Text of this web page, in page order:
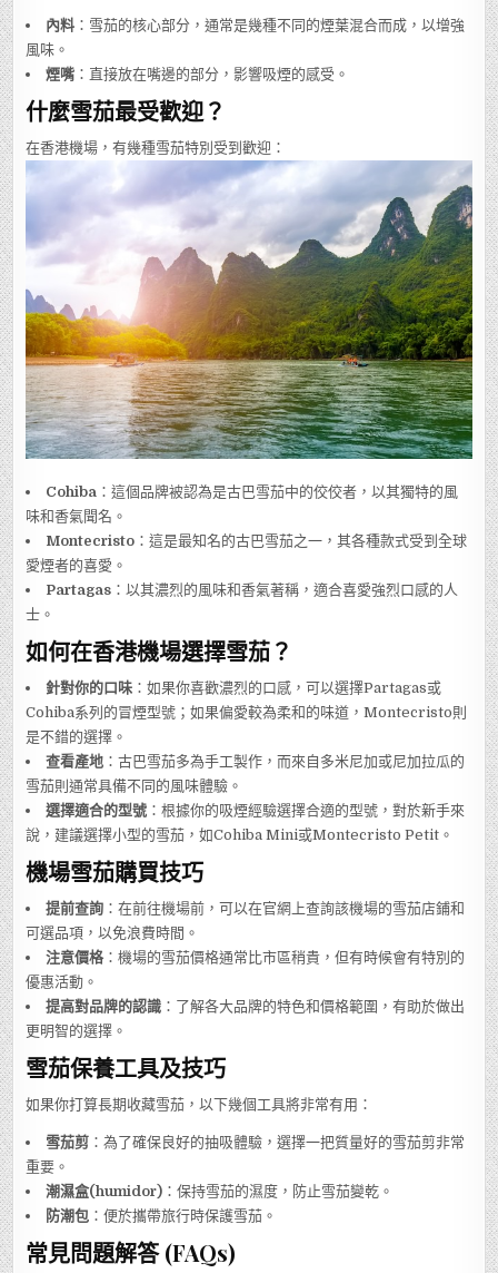
內料 ：雪茄的核心部分，通常是幾種不同的煙葉混合而成，以增強
風味。
煙嘴 ：直接放在嘴邊的部分，影響吸煙的感受。
什麼雪茄最受歡迎？
在香港機場，有幾種雪茄特別受到歡迎：
Cohiba ：這個品牌被認為是古巴雪茄中的佼佼者，以其獨特的風
味和香氣聞名。
Montecristo ：這是最知名的古巴雪茄之一，其各種款式受到全球
愛煙者的喜愛。
Partagas ：以其濃烈的風味和香氣著稱，適合喜愛強烈口感的人
士。
如何在香港機場選擇雪茄？
針對你的口味 ：如果你喜歡濃烈的口感，可以選擇Partagas或
Cohiba系列的冒煙型號；如果偏愛較為柔和的味道，Montecristo則
是不錯的選擇。
查看產地 ：古巴雪茄多為手工製作，而來自多米尼加或尼加拉瓜的
雪茄則通常具備不同的風味體驗。
選擇適合的型號 ：根據你的吸煙經驗選擇合適的型號，對於新手來
說，建議選擇小型的雪茄，如Cohiba Mini或Montecristo Petit。
機場雪茄購買技巧
提前查詢 ：在前往機場前，可以在官網上查詢該機場的雪茄店鋪和
可選品項，以免浪費時間。
注意價格 ：機場的雪茄價格通常比市區稍貴，但有時候會有特別的
優惠活動。
提高對品牌的認識 ：了解各大品牌的特色和價格範圍，有助於做出
更明智的選擇。
雪茄保養工具及技巧
如果你打算長期收藏雪茄，以下幾個工具將非常有用：
雪茄剪 ：為了確保良好的抽吸體驗，選擇一把質量好的雪茄剪非常
重要。
潮濕盒(humidor) ：保持雪茄的濕度，防止雪茄變乾。
防潮包 ：便於攜帶旅行時保護雪茄。
常見問題解答 (FAQs)